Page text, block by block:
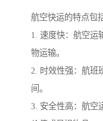
航空快运的特点包
1. 速度快：航空运
物运输。
2. 时效性强：航班
间。
3. 安全性高：航空